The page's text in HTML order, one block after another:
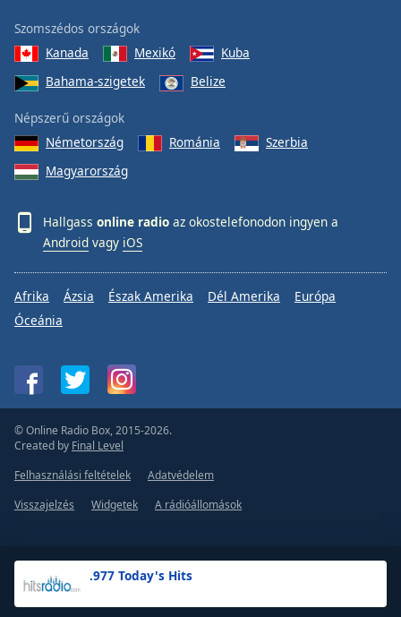
.977 Today's Hits
Szomszédos országok
Kanada
Mexikó
Kuba
Bahama-szigetek
Belize
Népszerű országok
Németország
Románia
Szerbia
Magyarország
Hallgass online radio az okostelefonodon ingyen a
Android vagy iOS
Afrika Ázsia Észak Amerika Dél Amerika
Európa
Óceánia
© Online Radio Box, 2015-2026.
Created by Final Level
Felhasználási feltételek
Adatvédelem
Visszajelzés
Widgetek A rádióállomások